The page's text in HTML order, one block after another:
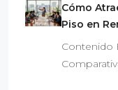
Cómo
Piso en
Contenido